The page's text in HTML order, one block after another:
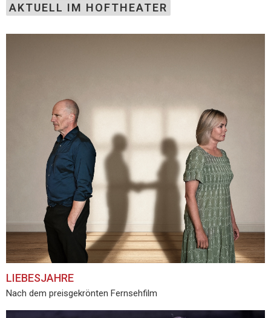
AKTUELL IM HOFTHEATER
LIEBESJAHRE
Nach dem preisgekrönten Fernsehfilm